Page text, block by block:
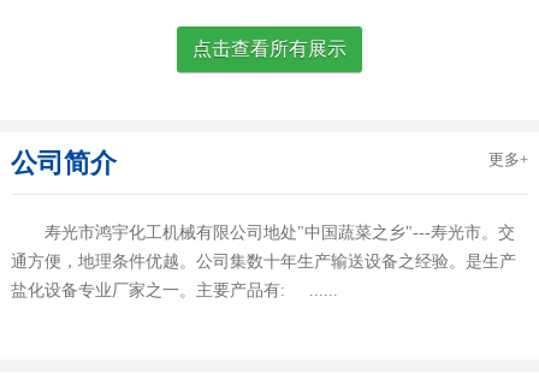
点击查看所有展示
更多+
公司简介
寿光市鸿宇化工机械有限公司地处"中国蔬菜之乡"---寿光市。交
通方便，地理条件优越。公司集数十年生产输送设备之经验。是生产
盐化设备专业厂家之一。主要产品有: ......